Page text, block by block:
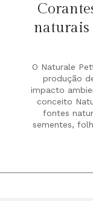
naturais
O Naturale
produção
impacto
conceito
fontes
sementes,